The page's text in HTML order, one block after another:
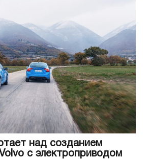
над созданием
с электроприводом